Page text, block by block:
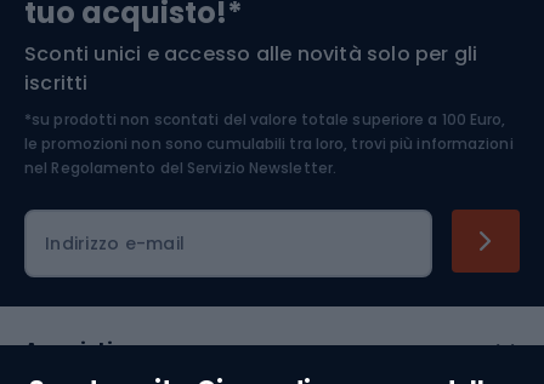
Medicina dello sport
Abbigliamento ciclistico
tuo acquisto!*
Sconti unici e accesso alle novità solo per gli
iscritti
*su prodotti non scontati del valore totale superiore a 100 Euro,
le promozioni non sono cumulabili tra loro, trovi più informazioni
nel Regolamento del Servizio Newsletter.
Indirizzo e-mail
Acquisti